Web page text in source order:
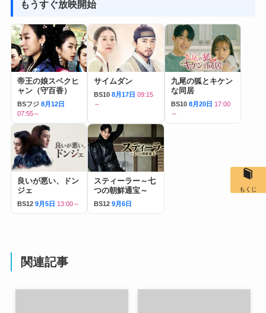
もうすぐ放映開始
帝王の娘スベクヒ
ャン（守百香）
BSフジ 8月12日
07:55～
サイムダン
BS10 8月17日 09:15
～
九尾の狐とキケン
な同居
BS10 8月20日 17:00
～
良いが悪い、ドン
ジェ
BS12 9月5日 13:00～
スティーラー～七
つの朝鮮通宝～
BS12 9月6日
関連記事
もくじ